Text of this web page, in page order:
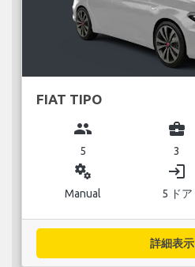
FIAT TIPO
group
5
business_center
3
miscellaneous_services
Manual
login
5 ドア
詳細表